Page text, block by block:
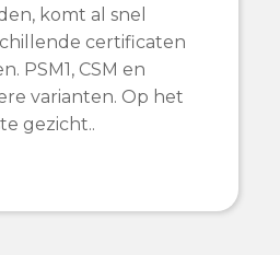
komt al snel
certificaten
PSM1, CSM en
varianten. Op het
gezicht..